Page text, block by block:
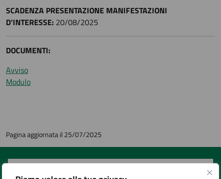
SCADENZA PRESENTAZIONE MANIFESTAZIONI
D’INTERESSE: 20/08/2025
DOCUMENTI:
Avviso
Modulo
Pagina aggiornata il 25/07/2025
Quanto sono chiare le informazioni su questa